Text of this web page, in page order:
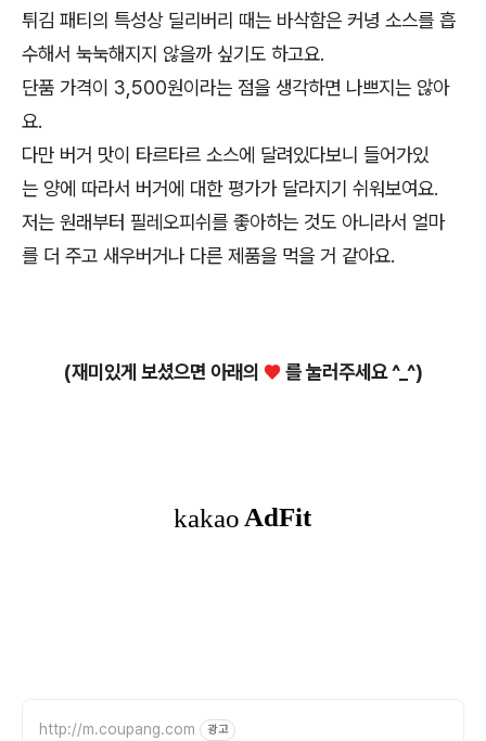
튀김 패티의 특성상 딜리버리 때는 바삭함은 커녕 소스를 흡
수해서 눅눅해지지 않을까 싶기도 하고요.
단품 가격이 3,500원이라는 점을 생각하면 나쁘지는 않아
요.
다만 버거 맛이 타르타르 소스에 달려있다보니 들어가있
는 양에 따라서 버거에 대한 평가가 달라지기 쉬워보여요.
저는 원래부터 필레오피쉬를 좋아하는 것도 아니라서 얼마
를 더 주고 새우버거나 다른 제품을 먹을 거 같아요.
(재미있게 보셨으면 아래의 ♥를 눌러주세요 ^_^)
http://m.coupang.com 광고